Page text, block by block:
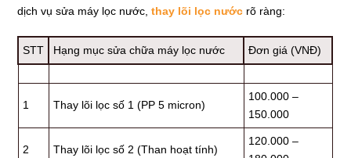
dịch vụ sửa máy lọc nước,thay lõi lọc nước rõ ràng:
STT Hạng mục sửa chữa máy lọc nước Đơn giá (VNĐ)
1 Thay lõi lọc số 1 (PP 5 micron)
100.000 –
150.000
2 Thay lõi lọc số 2 (Than hoạt tính)
120.000 –